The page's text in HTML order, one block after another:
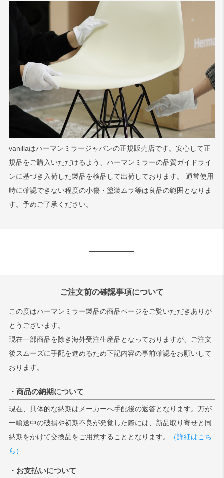
vanillaはハーマンミラージャパンの正規販売店です。安心して正
規品をご購入いただけるよう、ハーマンミラーの品質ガイドライ
ンに基づき入荷した製品を検品して出荷しております。 通常使用
時に確認できない程度の小傷・塗装ムラ等は良品の範囲となりま
す。予めご了承ください。
ご注文前の確認事項について
この度はハーマンミラー製品の商品ページをご覧いただきありが
とうございます。
現在一部商品を除き海外受注生産品となっておりますが、ご注文
後スムーズに手配を進めるため下記内容の事前確認をお願いして
おります。
・商品の納期について
現在、具体的な納期はメーカーへ手配後の返答となります。万が
一輸送中の破損や初期不良が発覚した際には、新品取り寄せと同
納期をかけて交換品をご用意することとなります。
（詳細はこち
ら）
・お支払いについて